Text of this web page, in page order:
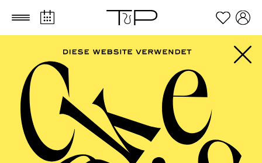
Zum Hauptinhalt springen Zum Footer springen
ESSENER
PHILHARMONIKER